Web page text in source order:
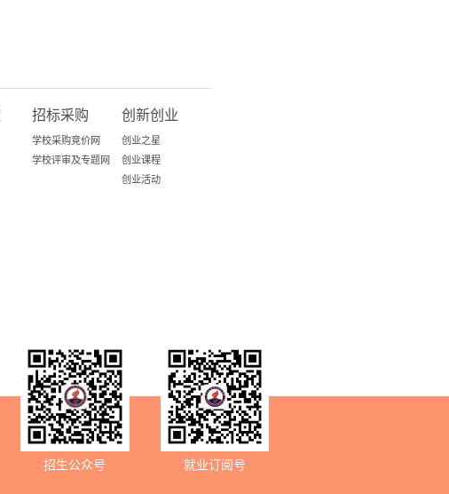
招标采购
学校采购竞价网
学校评审及专题网
创新创业
创业之星
创业课程
创业活动
招生公众号 就业订阅号